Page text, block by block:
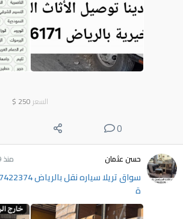
السعر 250
$
0
حسن عثمان منذ 9 ساعات
ة